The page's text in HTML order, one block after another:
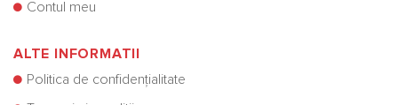
Contul meu
ALTE INFORMATII
Politica de confidențialitate